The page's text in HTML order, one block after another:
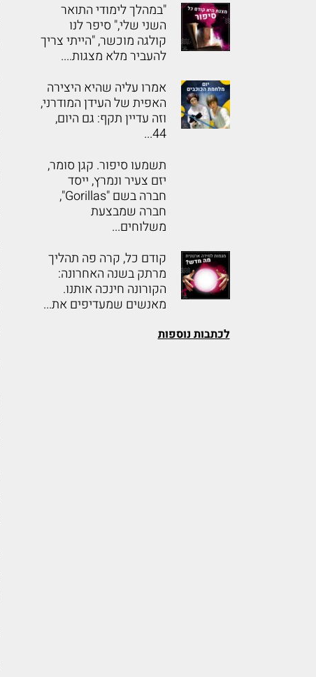
"במהלך לימודי התואר
השני שלי," סיפר לנו
קולגה מוכשר, "הייתי צריך
להעביר מלא מצגות....
אמרו עליה שהיא היצירה
האפית של העידן המודרני,
וזה עדיין תקף: גם היום,
44...
תשמעו סיפור. קגן סומר,
יזם צעיר ונמרץ, ייסד
חברה בשם "Gorillas",
חברה שמבצעת
משלוחים...
קודם כל, קרה פה תהליך
מרתק בשנה האחרונה:
הקורונה חינכה אותנו.
מאנשים שמעדיפים את...
לכתבות נוספות